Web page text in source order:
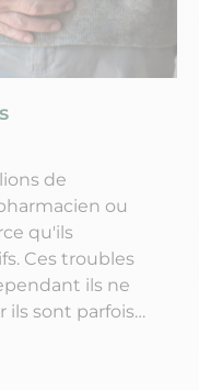
de
ou
qu'ils
ils ne
ils sont parfois
grave